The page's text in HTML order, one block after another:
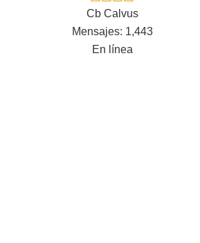
Cb Calvus
Mensajes: 1,443
En línea